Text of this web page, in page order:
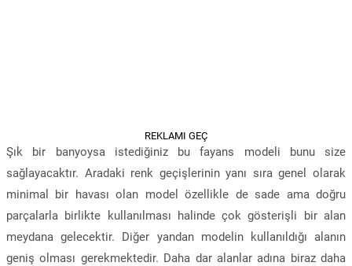
REKLAMI GEÇ
Şık bir banyoysa istediğiniz bu fayans modeli bunu size
sağlayacaktır. Aradaki renk geçişlerinin yanı sıra genel olarak
minimal bir havası olan model özellikle de sade ama doğru
parçalarla birlikte kullanılması halinde çok gösterişli bir alan
meydana gelecektir. Diğer yandan modelin kullanıldığı alanın
geniş olması gerekmektedir. Daha dar alanlar adına biraz daha